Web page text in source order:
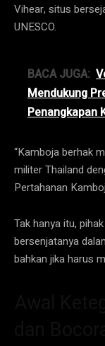
Vihear, situs
UNESCO.
BACA JUGA:
Mendukung
Penangkapan
“Kamboja berhak
militer Thailand
Pertahanan
Tak hanya itu,
bersenjatanya
bahkan jika harus